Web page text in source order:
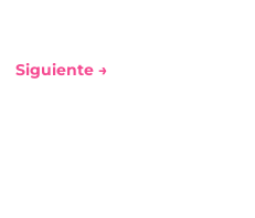
Siguiente→